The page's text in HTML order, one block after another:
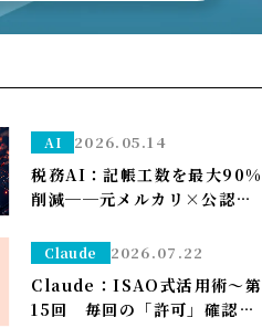
AI 2026.05.14
税務AI：記帳工数を最大90%
削減──元メルカリ×公認会
Zeimee、半年後の本格投入
Claude 2026.07.22
Claude：ISAO式活用術～第
15回 毎回の「許可」確認が